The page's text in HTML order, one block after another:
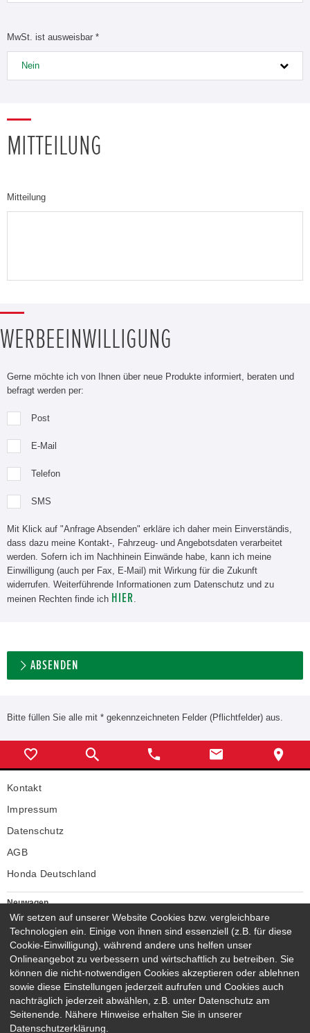
MwSt. ist ausweisbar *
Nein
MITTEILUNG
Mitteilung
WERBEEINWILLIGUNG
Gerne möchte ich von Ihnen über neue Produkte informiert, beraten und
befragt werden per:
Post
E-Mail
Telefon
SMS
Mit Klick auf "Anfrage Absenden" erkläre ich daher mein Einverständis,
dass dazu meine Kontakt-, Fahrzeug- und Angebotsdaten verarbeitet
werden. Sofern ich im Nachhinein Einwände habe, kann ich meine
Einwilligung (auch per Fax, E-Mail) mit Wirkung für die Zukunft
widerrufen. Weiterführende Informationen zum Datenschutz und zu
meinen Rechten finde ich HIER.
ABSENDEN
Bitte füllen Sie alle mit * gekennzeichneten Felder (Pflichtfelder) aus.
Kontakt
Impressum
Datenschutz
AGB
Honda Deutschland
Neuwagen
Honda Neuwagen
Gebrauchtwagen
Honda Gebrauchtwagen
Honda Vorführwagen
Gesamtbestand
NEUWAGENMODELLE
HONDA JAZZ E:HEV
HONDA CIVIC E:HEV
Wir setzen auf unserer Website Cookies bzw. vergleichbare
Technologien ein. Einige von ihnen sind essenziell (z.B. für diese
Cookie-Einwilligung), während andere uns helfen unser
Onlineangebot zu verbessern und wirtschaftlich zu betreiben. Sie
können die nicht-notwendigen Cookies akzeptieren oder ablehnen
sowie diese Einstellungen jederzeit aufrufen und Cookies auch
nachträglich jederzeit abwählen, z.B. unter Datenschutz am
Seitenende. Nähere Hinweise erhalten Sie in unserer
Datenschutzerklärung.